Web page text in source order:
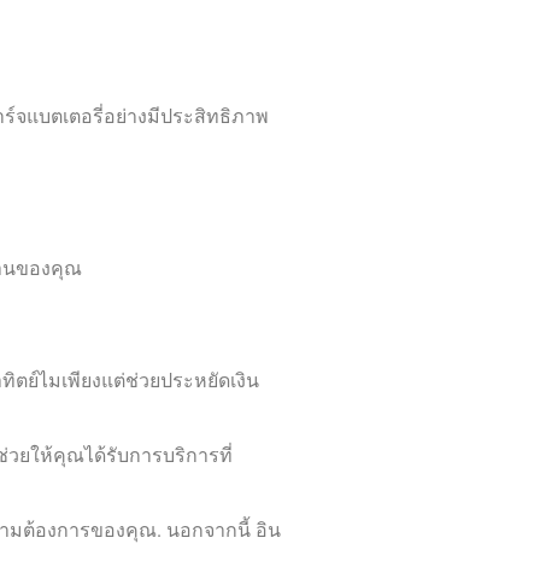
จแบตเตอรี่อย่างมีประสิทธิภาพ
นของคุณ
ย์ไมเพียงแต่ช่วยประหยัดเงิน
ยให้คุณได้รับการบริการที่
มต้องการของคุณ. นอกจากนี้ อิน